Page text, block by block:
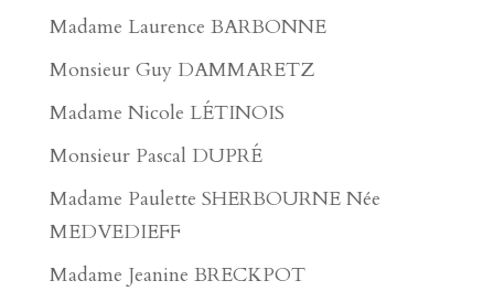
Madame Laurence BARBONNE
Monsieur Guy DAMMARETZ
Madame Nicole LÉTINOIS
Monsieur Pascal DUPRÉ
Madame Paulette SHERBOURNE Née
MEDVEDIEFF
Madame Jeanine BRECKPOT